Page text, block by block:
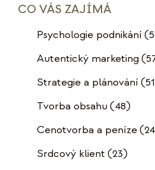
CO VÁS ZAJÍMÁ
Psychologie podnikání
Autentický marketing
Strategie a plánování
Tvorba obsahu (48)
Cenotvorba a peníze
Srdcový klient (23)